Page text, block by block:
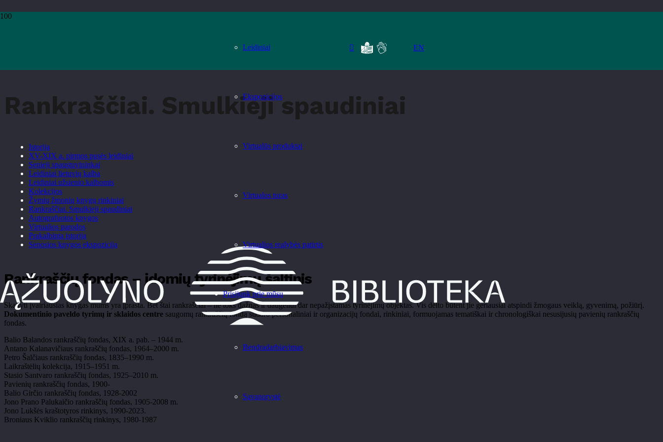
Leidiniai
Ekspozicijos
Virtualūs produktai
Virtualus turas
Virtualios realybės patirtis
Prisijunk prie mūsų
Bendradarbiavimas
Savanorystė
EN
Pradžia
Rankraščiai. Smulkieji spaudiniai
Istorija
XV-XIX a. pirmos pusės leidiniai
Senieji spaustuvininkai
Leidiniai lietuvių kalba
Leidiniai užsienio kalbomis
Kolekcijos
Žymių žmonių knygų rinkiniai
Rankraščiai. Smulkieji spaudiniai
Autografuotos knygos
Virtualios parodos
Prakalbinta istorija
Senosios knygos ekspozicija
Rankraščių fondas – įdomių tyrinėjimų šaltinis
Skaityti įvairiausias knygas mums yra įprasta. Bet štai rankraščiai – ne toks dažnas ir daugeliui dar nepažįstamas tyrinėjimų objektas. Vis dėlto būtent jie geriausiai atspindi žmogaus veiklą, gyvenimą, požiūrį.
Dokumentinio paveldo tyrimų ir sklaidos centre saugomų rankraščių fondą sudaro personaliniai ir organizacijų fondai, rinkiniai, formuojamas tematiškai ir chronologiškai nesusijusių pavienių rankraščių
fondas.
Balio Balandos rankraščių fondas, XIX a. pab. – 1944 m.
Antano Kalanavičiaus rankraščių fondas, 1964–2000 m.
Petro Šalčiaus rankraščių fondas, 1835–1990 m.
Laikraštėlių kolekcija, 1915–1951 m.
Stasio Santvaro rankraščių fondas, 1925–2010 m.
Pavienių rankraščių fondas, 1900-
Balio Girčio rankraščių fondas, 1928-2002
Jono Prano Palukaičio rankraščių fondas, 1905-2008 m.
Jono Lukšės kraštotyros rinkinys, 1990-2023.
Broniaus Kviklio rankraščių rinkinys, 1980-1987